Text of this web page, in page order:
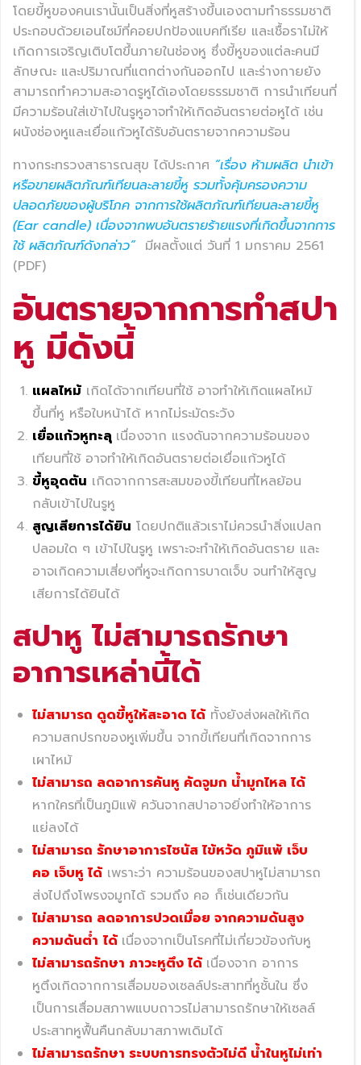
โดยขี้หูของคนเรานั้นเป็นสิ่งที่หูสร้างขึ้นเองตามทำธรรมชาติ
ประกอบด้วยเอนไซม์ที่คอยปกป้องแบคทีเรีย และเชื้อราไม่ให้
เกิดการเจริญเติบโตขึ้นภายในช่องหู ซึ่งขี้หูของแต่ละคนมี
ลักษณะ และปริมาณที่แตกต่างกันออกไป และร่างกายยัง
สามารถทำความสะอาดรูหูได้เองโดยธรรมชาติ การนำเทียนที่
มีความร้อนใส่เข้าไปในรูหูอาจทำให้เกิดอันตรายต่อหูได้ เช่น
ผนังช่องหูและเยื่อแก้วหูได้รับอันตรายจากความร้อน
ทางกระทรวงสาธารณสุข ได้ประกาศ “เรื่อง ห้ามผลิต นําเข้า
หรือขายผลิตภัณฑ์เทียนละลายขี้หู รวมทั้งคุ้มครองความ
ปลอดภัยของผู้บริโภค จากการใช้ผลิตภัณฑ์เทียนละลายขี้หู
(Ear candle) เนื่องจากพบอันตรายร้ายแรงที่เกิดขึ้นจากการ
ใช้ ผลิตภัณฑ์ดังกล่าว”มีผลตั้งแต่ วันที่ 1 มกราคม 2561
(PDF)
อันตรายจากการทำสปา
หู มีดังนี้
แผลไหม้ เกิดได้จากเทียนที่ใช้ อาจทำให้เกิดแผลไหม้
ขึ้นที่หู หรือใบหน้าได้ หากไม่ระมัดระวัง
เยื่อแก้วหูทะลุ เนื่องจาก แรงดันจากความร้อนของ
เทียนที่ใช้ อาจทำให้เกิดอันตรายต่อเยื่อแก้วหูได้
ขี้หูอุดตัน เกิดจากการสะสมของขี้เทียนที่ไหลย้อน
กลับเข้าไปในรูหู
สูญเสียการได้ยิน โดยปกติแล้วเราไม่ควรนำสิ่งแปลก
ปลอมใด ๆ เข้าไปในรูหู เพราะจะทำให้เกิดอันตราย และ
อาจเกิดความเสี่ยงที่หูจะเกิดการบาดเจ็บ จนทำให้สูญ
เสียการได้ยินได้
สปาหู ไม่สามารถรักษา
อาการเหล่านี้ได้
ไม่สามารถ ดูดขี้หูให้สะอาด ได้ ทั้งยังส่งผลให้เกิด
ความสกปรกของหูเพิ่มขึ้น จากขี้เทียนที่เกิดจากการ
เผาไหม้
ไม่สามารถ ลดอาการคันหู คัดจูมก น้ำมูกไหล ได้
หากใครที่เป็นภูมิแพ้ ควันจากสปาอาจยิ่งทำให้อาการ
แย่ลงได้
ไม่สามารถ รักษาอาการไซนัส ไข้หวัด ภูมิแพ้ เจ็บ
คอ เจ็บหู ได้ เพราะว่า ความร้อนของสปาหูไม่สามารถ
ส่งไปถึงโพรงจมูกได้ รวมถึง คอ ก็เช่นเดียวกัน
ไม่สามารถ ลดอาการปวดเมื่อย จากความดันสูง
ความดันต่ำ ได้ เนื่องจากเป็นโรคที่ไม่เกี่ยวข้องกับหู
ไม่สามารถรักษา ภาวะหูตึง ได้ เนื่องจาก อาการ
หูตึงเกิดจากการเสื่อมของเซลล์ประสาทที่หูชั้นใน ซึ่ง
เป็นการเสื่อมสภาพแบบถาวรไม่สามารถรักษาให้เซลล์
ประสาทหูฟื้นคืนกลับมาสภาพเดิมได้
ไม่สามารถรักษา ระบบการทรงตัวไม่ดี น้ำในหูไม่เท่า